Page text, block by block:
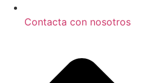
Contacta con nosotros